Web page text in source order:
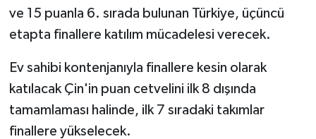
ve 15 puanla 6. sırada bulunan Türkiye, üçüncü
etapta finallere katılım mücadelesi verecek.
Ev sahibi kontenjanıyla finallere kesin olarak
katılacak Çin'in puan cetvelini ilk 8 dışında
tamamlaması halinde, ilk 7 sıradaki takımlar
finallere yükselecek.
Video Haber
Yeme-İçme
Yemek